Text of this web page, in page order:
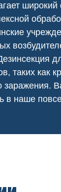
широкий
таких
в наше